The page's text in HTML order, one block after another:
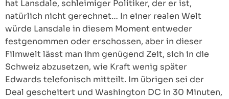
hat Lansdale, schleimiger Politiker, der er ist,
natürlich nicht gerechnet… In einer realen Welt
würde Lansdale in diesem Moment entweder
festgenommen oder erschossen, aber in dieser
Filmwelt lässt man ihm genügend Zeit, sich in die
Schweiz abzusetzen, wie Kraft wenig später
Edwards telefonisch mitteilt. Im übrigen sei der
Deal gescheitert und Washington DC in 30 Minuten,